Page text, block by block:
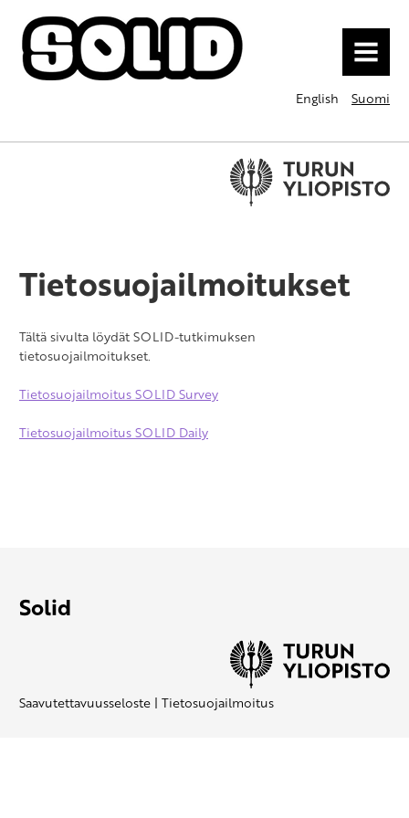
MENU
English Suomi
Tietosuojailmoitukset
Tältä sivulta löydät SOLID-tutkimuksen
tietosuojailmoitukset.
Tietosuojailmoitus SOLID Survey
Tietosuojailmoitus SOLID Daily
Solid
Saavutettavuusseloste | Tietosuojailmoitus